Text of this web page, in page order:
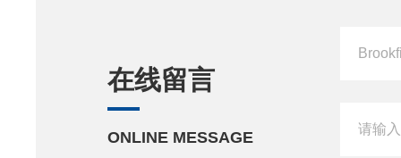
在线留言
ONLINE MESSAGE